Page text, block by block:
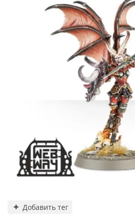
Добавить тег